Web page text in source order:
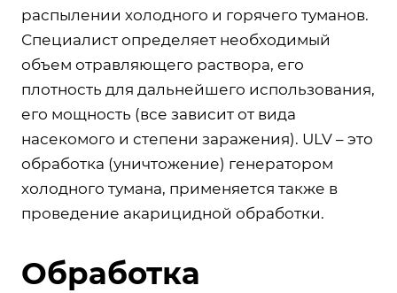
распылении холодного и горячего туманов.
Специалист определяет необходимый
объем отравляющего раствора, его
плотность для дальнейшего использования,
его мощность (все зависит от вида
насекомого и степени заражения). ULV – это
обработка (уничтожение) генератором
холодного тумана, применяется также в
проведение акарицидной обработки.
Обработка